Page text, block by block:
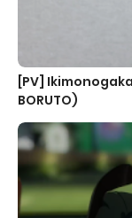
[PV]
BORUTO)